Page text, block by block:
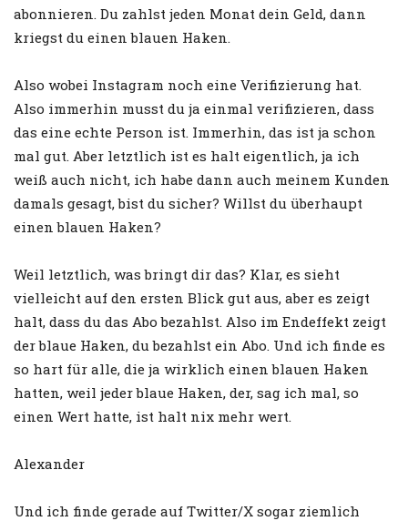
abonnieren. Du zahlst jeden Monat dein Geld, dann
kriegst du einen blauen Haken.
Also wobei Instagram noch eine Verifizierung hat.
Also immerhin musst du ja einmal verifizieren, dass
das eine echte Person ist. Immerhin, das ist ja schon
mal gut. Aber letztlich ist es halt eigentlich, ja ich
weiß auch nicht, ich habe dann auch meinem Kunden
damals gesagt, bist du sicher? Willst du überhaupt
einen blauen Haken?
Weil letztlich, was bringt dir das? Klar, es sieht
vielleicht auf den ersten Blick gut aus, aber es zeigt
halt, dass du das Abo bezahlst. Also im Endeffekt zeigt
der blaue Haken, du bezahlst ein Abo. Und ich finde es
so hart für alle, die ja wirklich einen blauen Haken
hatten, weil jeder blaue Haken, der, sag ich mal, so
einen Wert hatte, ist halt nix mehr wert.
Alexander
Und ich finde gerade auf Twitter/X sogar ziemlich